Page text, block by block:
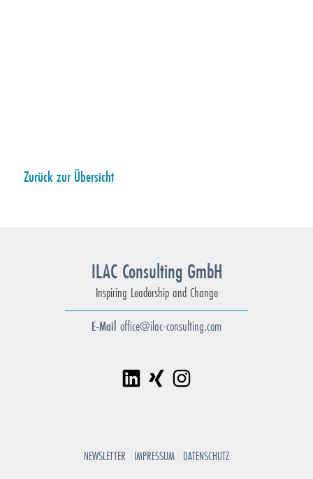
Zurück zur Übersicht
ILAC Consulting GmbH
Inspiring Leadership and Change
E-Mail office@ilac-consulting.com
NEWS­LET­TER IM­PRES­SUM DA­TEN­SCHUTZ